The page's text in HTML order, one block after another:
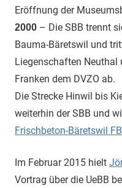
Eröffnung der
2000 – Die SBB trennt
Bauma-Bäretswil und
Liegenschaften Neuthal
Franken dem DVZO ab.
Die Strecke Hinwil bis
weiterhin der SBB und
Frischbeton-Bäretswil
Im Februar 2015 hielt
Vortrag über die UeBB